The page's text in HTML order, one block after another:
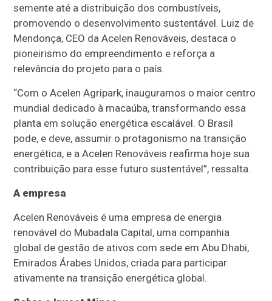
semente até a distribuição dos combustíveis,
promovendo o desenvolvimento sustentável. Luiz de
Mendonça, CEO da Acelen Renováveis, destaca o
pioneirismo do empreendimento e reforça a
relevância do projeto para o país.
“Com o Acelen Agripark, inauguramos o maior centro
mundial dedicado à macaúba, transformando essa
planta em solução energética escalável. O Brasil
pode, e deve, assumir o protagonismo na transição
energética, e a Acelen Renováveis reafirma hoje sua
contribuição para esse futuro sustentável”, ressalta.
A empresa
Acelen Renováveis é uma empresa de energia
renovável do Mubadala Capital, uma companhia
global de gestão de ativos com sede em Abu Dhabi,
Emirados Árabes Unidos, criada para participar
ativamente na transição energética global.